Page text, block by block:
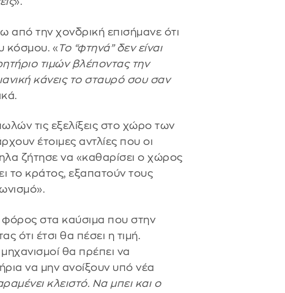
από την χονδρική επισήμανε ότι
κόσμου. « Το “φτηνά” δεν είναι
τιμών βλέποντας την
κάνεις το σταυρό σου σαν
τις εξελίξεις στο χώρο των
έτοιμες αντλίες που οι
ζήτησε να «καθαρίσει ο χώρος
το κράτος, εξαπατούν τους
φόρος στα καύσιμα που στην
ότι έτσι θα πέσει η τιμή.
θα πρέπει να
να μην ανοίξουν υπό νέα
κλειστό. Να μπει και ο